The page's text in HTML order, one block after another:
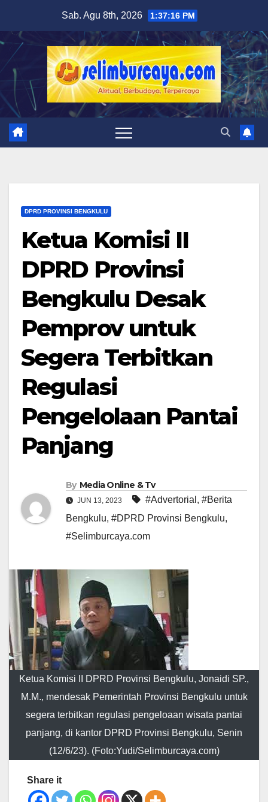
content
Sab. Agu 8th, 2026 1:37:17 PM
DPRD PROVINSI BENGKULU
Ketua Komisi II
DPRD Provinsi
Bengkulu Desak
Pemprov untuk
Segera Terbitkan
Regulasi
Pengelolaan Pantai
Panjang
By Media Online & Tv
JUN 13, 2023 #Advertorial , #Berita
Bengkulu, #DPRD Provinsi Bengkulu,
#Selimburcaya.com
Ketua Komisi II DPRD Provinsi Bengkulu, Jonaidi SP.,
M.M., mendesak Pemerintah Provinsi Bengkulu untuk
segera terbitkan regulasi pengeloaan wisata pantai
panjang, di kantor DPRD Provinsi Bengkulu, Senin
(12/6/23). (Foto:Yudi/Selimburcaya.com)
Share it